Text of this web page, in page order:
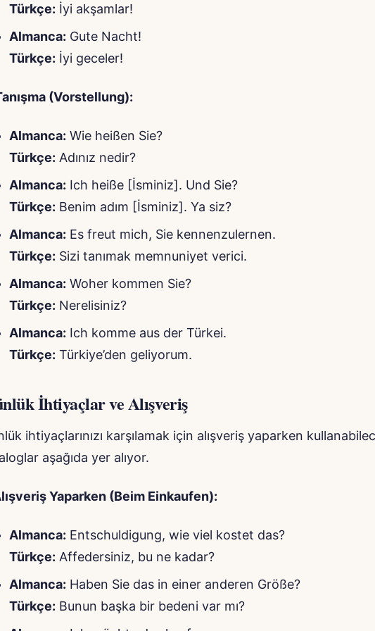
Türkçe: İyi akşamlar!
Almanca: Gute Nacht!
Türkçe: İyi geceler!
(Vorstellung):
Almanca: Wie heißen Sie?
Türkçe: Adınız nedir?
Almanca: Ich heiße [İsminiz]. Und Sie?
Türkçe: Benim adım [İsminiz]. Ya siz?
Almanca: Es freut mich, Sie kennenzulernen.
Türkçe: Sizi tanımak memnuniyet verici.
Almanca: Woher kommen Sie?
Türkçe: Nerelisiniz?
Almanca: Ich komme aus der Türkei.
Türkçe: Türkiye’den geliyorum.
İhtiyaçlar ve Alışveriş
ihtiyaçlarınızı karşılamak için alışveriş yaparken
aşağıda yer alıyor.
Yaparken (Beim Einkaufen):
Almanca: Entschuldigung, wie viel kostet das?
Türkçe: Affedersiniz, bu ne kadar?
Almanca: Haben Sie das in einer anderen Größe?
Türkçe: Bunun başka bir bedeni var mı?